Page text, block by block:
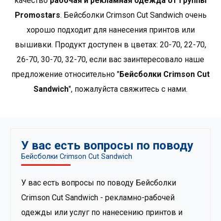
нестандартные фасоны, характеризующиеся высоким
стандартом используемых материалов и отделки.
Многие продукты в этой группе выполнены из
органического хлопка. Кримсон Кат — лучший выбор
для клиентов, ценящих высочайшее качество и
одежды премиум-продукты..
продуктов от Crimson Cut.
Promostars. Бейсболки Crimson Cut Sandwich oчень
хорошо подходит для нанесения принтов или
вышивки. Продукт доступен в цветах: 20-70, 22-70,
26-70, 30-70, 32-70, если вас заинтересовало наше
предложение относительно "Бейсболки Crimson Cut
Sandwich", пожалуйста свяжитесь с нами.
У вас есть вопросы по поводу
Бейсболки Crimson Cut Sandwich
У вас есть вопросы по поводу Бейсболки
Crimson Cut Sandwich - рекламно-рабочей
одежды или услуг по нанесению принтов и